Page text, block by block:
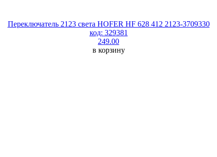
Переключатель 2123 света HOFER HF 628 412 2123-3709330
код: 329381
249.00
в корзину